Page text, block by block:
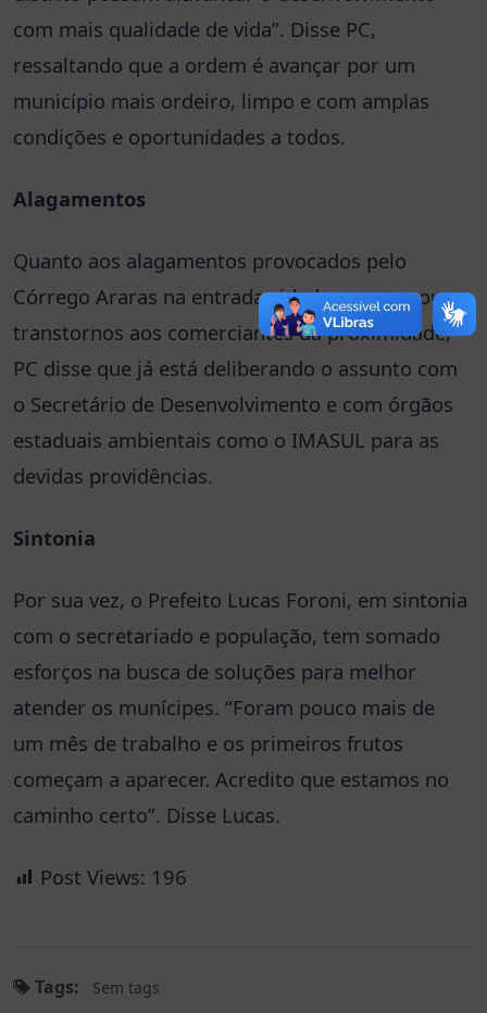
com mais qualidade de vida”. Disse PC,
ressaltando que a ordem é avançar por um
município mais ordeiro, limpo e com amplas
condições e oportunidades a todos.
Alagamentos
Quanto aos alagamentos provocados pelo
Córrego Araras na entrada cidade que causou
transtornos aos comerciantes da proximidade,
PC disse que já está deliberando o assunto com
o Secretário de Desenvolvimento e com órgãos
estaduais ambientais como o IMASUL para as
devidas providências.
Sintonia
Por sua vez, o Prefeito Lucas Foroni, em sintonia
com o secretariado e população, tem somado
esforços na busca de soluções para melhor
atender os munícipes. “Foram pouco mais de
um mês de trabalho e os primeiros frutos
começam a aparecer. Acredito que estamos no
caminho certo”. Disse Lucas.
Post Views: 196
Tags: Sem tags